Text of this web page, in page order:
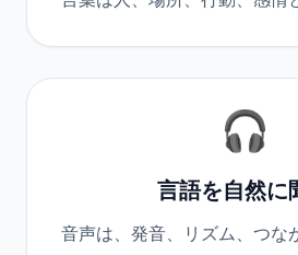
🎧
言語を自然に
音声は、発音、リズム、つな